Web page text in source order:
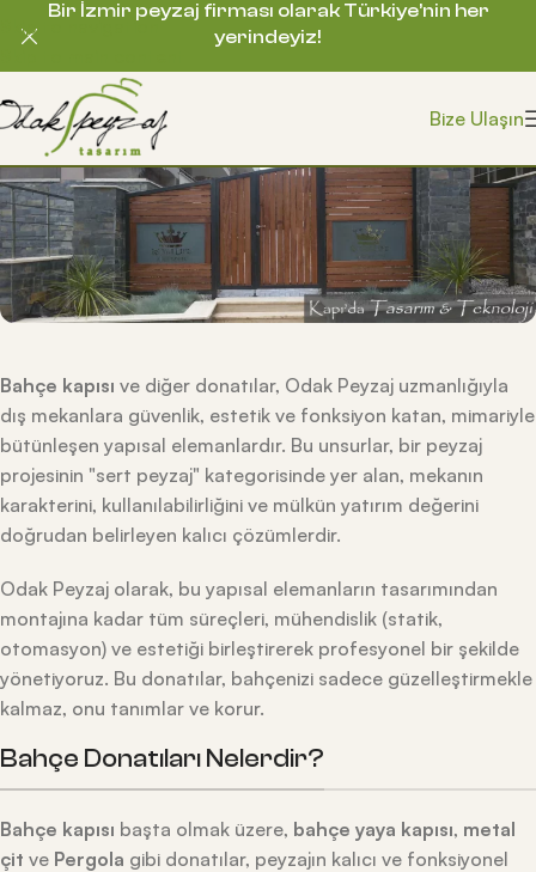
Skip to navigation
Bize Ulaşın
Bahçe kapısı ve diğer donatılar, Odak Peyzaj uzmanlığıyla
dış mekanlara güvenlik, estetik ve fonksiyon katan, mimariyle
bütünleşen yapısal elemanlardır. Bu unsurlar, bir peyzaj
projesinin "sert peyzaj" kategorisinde yer alan, mekanın
karakterini, kullanılabilirliğini ve mülkün yatırım değerini
doğrudan belirleyen kalıcı çözümlerdir.
Odak Peyzaj olarak, bu yapısal elemanların tasarımından
montajına kadar tüm süreçleri, mühendislik (statik,
otomasyon) ve estetiği birleştirerek profesyonel bir şekilde
yönetiyoruz. Bu donatılar, bahçenizi sadece güzelleştirmekle
kalmaz, onu tanımlar ve korur.
Bahçe Donatıları Nelerdir?
Bahçe kapısı başta olmak üzere, bahçe yaya kapısı, metal
çit ve Pergola gibi donatılar, peyzajın kalıcı ve fonksiyonel
Bir İzmir peyzaj firması olarak Türkiye’nin her
yerindeyiz!